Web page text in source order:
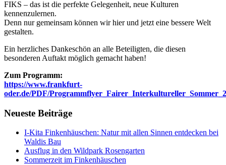
FIKS – das ist die perfekte Gelegenheit, neue Kulturen
kennenzulernen.
Denn nur gemeinsam können wir hier und jetzt eine bessere Welt
gestalten.
Ein herzliches Dankeschön an alle Beteiligten, die diesen
besonderen Auftakt möglich gemacht haben!
Zum Programm:
https://www.frankfurt-
oder.de/PDF/
Neueste Beiträge
I-Kita Finkenhäuschen: Natur mit allen Sinnen entdecken bei
Waldis Bau
Ausflug in den Wildpark Rosengarten
Sommerzeit im Finkenhäuschen